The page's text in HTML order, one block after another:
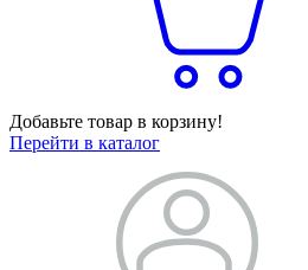
Добавьте товар в корзину!
Перейти в каталог